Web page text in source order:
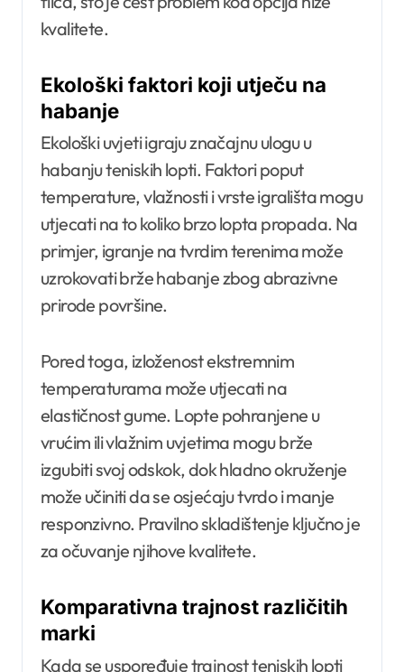
kvalitete.
Ekološki faktori koji utječu na
habanje
Ekološki uvjeti igraju značajnu ulogu u
habanju teniskih lopti. Faktori poput
temperature, vlažnosti i vrste igrališta mogu
utjecati na to koliko brzo lopta propada. Na
primjer, igranje na tvrdim terenima može
uzrokovati brže habanje zbog abrazivne
prirode površine.
Pored toga, izloženost ekstremnim
temperaturama može utjecati na
elastičnost gume. Lopte pohranjene u
vrućim ili vlažnim uvjetima mogu brže
izgubiti svoj odskok, dok hladno okruženje
može učiniti da se osjećaju tvrdo i manje
responzivno. Pravilno skladištenje ključno je
za očuvanje njihove kvalitete.
Komparativna trajnost različitih
marki
Kada se uspoređuje trajnost teniskih lopti